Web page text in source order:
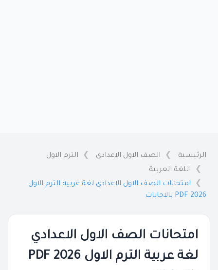
الرئيسية الصف الاول الاعدادي
الترم الاول
اللغة العربية
امتحانات الصف الاول الاعدادي لغة عربية الترم الاول
2026 PDF بالاجابات
امتحانات الصف الاول الاعدادي
لغة عربية الترم الاول 2026 PDF